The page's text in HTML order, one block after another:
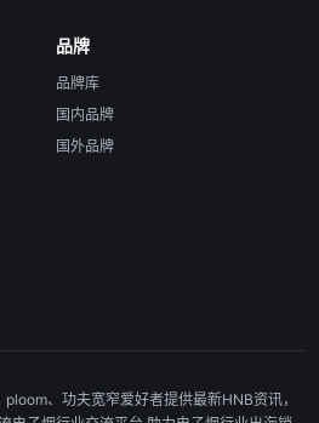
品牌
品牌库
国内品牌
国外品牌
、功夫宽窄爱好者提供最新HNB资讯，